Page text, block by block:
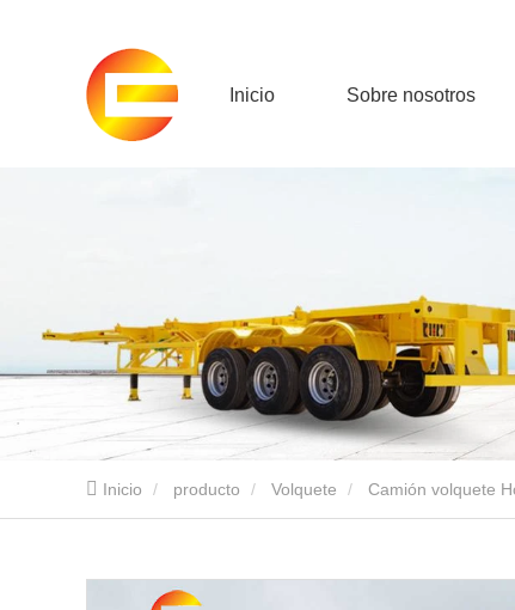
Inicio Sobre nosotros
Inicio producto Volquete Camión volquete